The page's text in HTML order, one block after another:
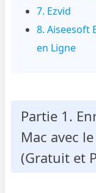
7. Ezvid
8. Aiseesoft
en Ligne
Partie 1.
Mac avec
(Gratuit et